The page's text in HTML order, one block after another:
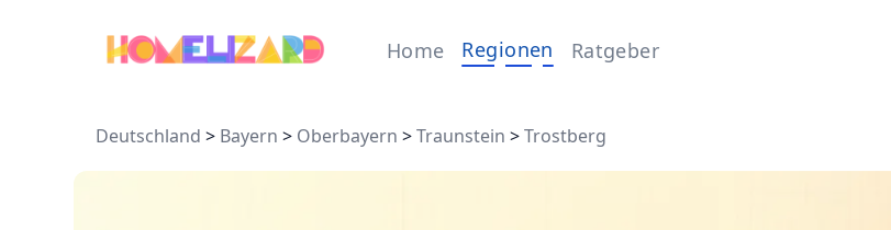
Home Regionen Ratgeber
Deutschland > Bayern > Oberbayern >Traunstein >Trostberg